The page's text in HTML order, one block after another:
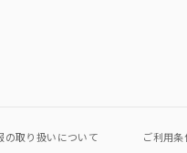
の取り扱いについて ご利用条